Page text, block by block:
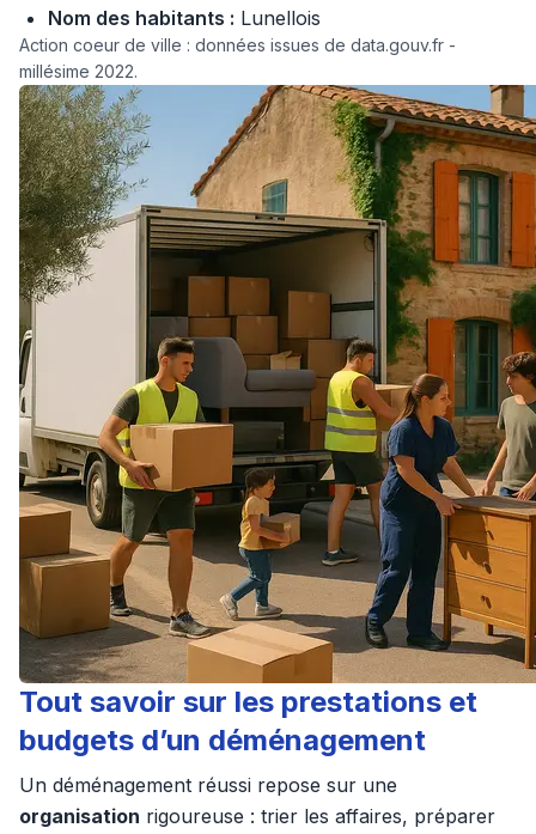
Nom des habitants : Lunellois
Action coeur de ville : données issues de data.gouv.fr -
millésime 2022.
Tout savoir sur les prestations et
budgets d’un déménagement
Un déménagement réussi repose sur une
organisation rigoureuse : trier les affaires, préparer